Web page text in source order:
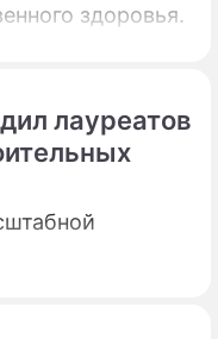
здоровья.
лауреатов